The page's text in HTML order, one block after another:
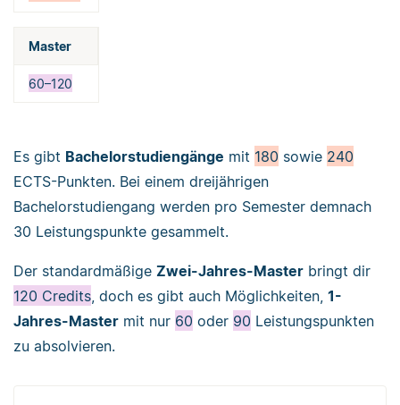
Master
60–120
Es gibt Bachelorstudiengänge mit 180 sowie 240
ECTS-Punkten. Bei einem dreijährigen
Bachelorstudiengang werden pro Semester demnach
30 Leistungspunkte gesammelt.
Der standardmäßige Zwei-Jahres-Master bringt dir
120 Credits , doch es gibt auch Möglichkeiten, 1-
Jahres-Master mit nur 60 oder 90 Leistungspunkten
zu absolvieren.